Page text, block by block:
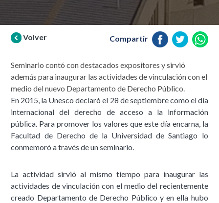
Volver Compartir
Seminario contó con destacados expositores y sirvió
además para inaugurar las actividades de vinculación con el
medio del nuevo Departamento de Derecho Público.
En 2015, la Unesco declaró el 28 de septiembre como el día
internacional del derecho de acceso a la información
pública. Para promover los valores que este día encarna, la
Facultad de Derecho de la Universidad de Santiago lo
conmemoró a través de un seminario.
La actividad sirvió al mismo tiempo para inaugurar las
actividades de vinculación con el medio del recientemente
creado Departamento de Derecho Público y en ella hubo